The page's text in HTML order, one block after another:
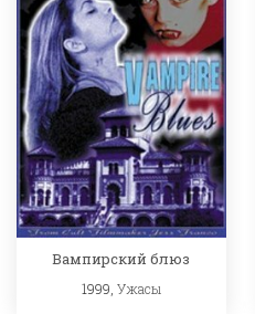
Вампирский блюз
1999, Ужасы